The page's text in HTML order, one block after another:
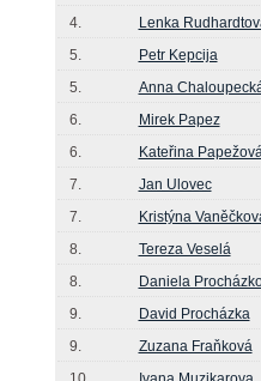
4.
Lenka
5.
Petr Kepcija
5.
Anna
6.
Mirek Papez
6.
Kateřina
7.
Jan Ulovec
7.
Kristýna
8.
Tereza Veselá
8.
Daniela
9.
David Procházka
9.
Zuzana Fraňková